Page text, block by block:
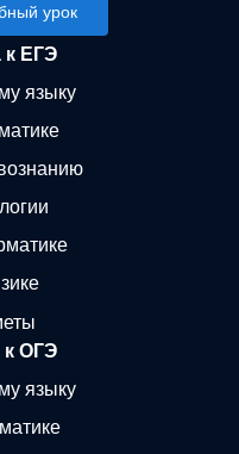
урок
к ЕГЭ
языку
к ОГЭ
языку